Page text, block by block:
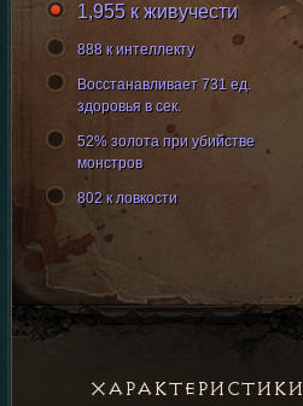
1,955 к живучести
888 к интеллекту
Восстанавливает 731 ед.
здоровья в сек.
52% золота при убийстве
монстров
802 к ловкости
ХАРАКТЕРИСТИКИ